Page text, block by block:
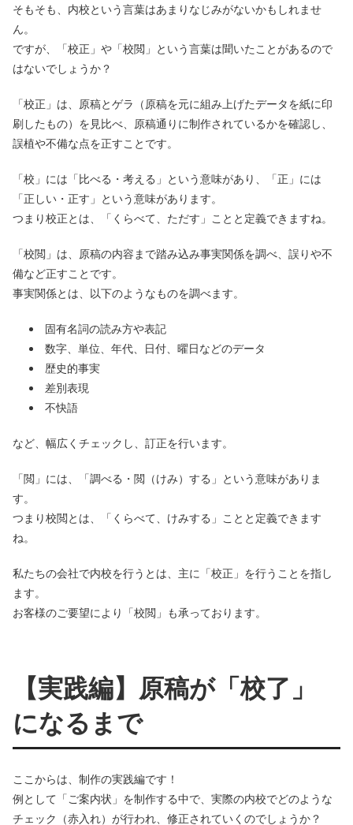
そもそも、内校という言葉はあまりなじみがないかもしれませ
ん。
ですが、「校正」や「校閲」という言葉は聞いたことがあるので
はないでしょうか？
「校正」は、原稿とゲラ（原稿を元に組み上げたデータを紙に印
刷したもの）を見比べ、原稿通りに制作されているかを確認し、
誤植や不備な点を正すことです。
「校」には「比べる・考える」という意味があり、「正」には
「正しい・正す」という意味があります。
つまり校正とは、「くらべて、ただす」ことと定義できますね。
「校閲」は、原稿の内容まで踏み込み事実関係を調べ、誤りや不
備など正すことです。
事実関係とは、以下のようなものを調べます。
固有名詞の読み方や表記
数字、単位、年代、日付、曜日などのデータ
歴史的事実
差別表現
不快語
など、幅広くチェックし、訂正を行います。
「閲」には、「調べる・閲（けみ）する」という意味がありま
す。
つまり校閲とは、「くらべて、けみする」ことと定義できます
ね。
私たちの会社で内校を行うとは、主に「校正」を行うことを指し
ます。
お客様のご要望により「校閲」も承っております。
【実践編】原稿が「校了」
になるまで
ここからは、制作の実践編です！
例として「ご案内状」を制作する中で、実際の内校でどのような
チェック（赤入れ）が行われ、修正されていくのでしょうか？